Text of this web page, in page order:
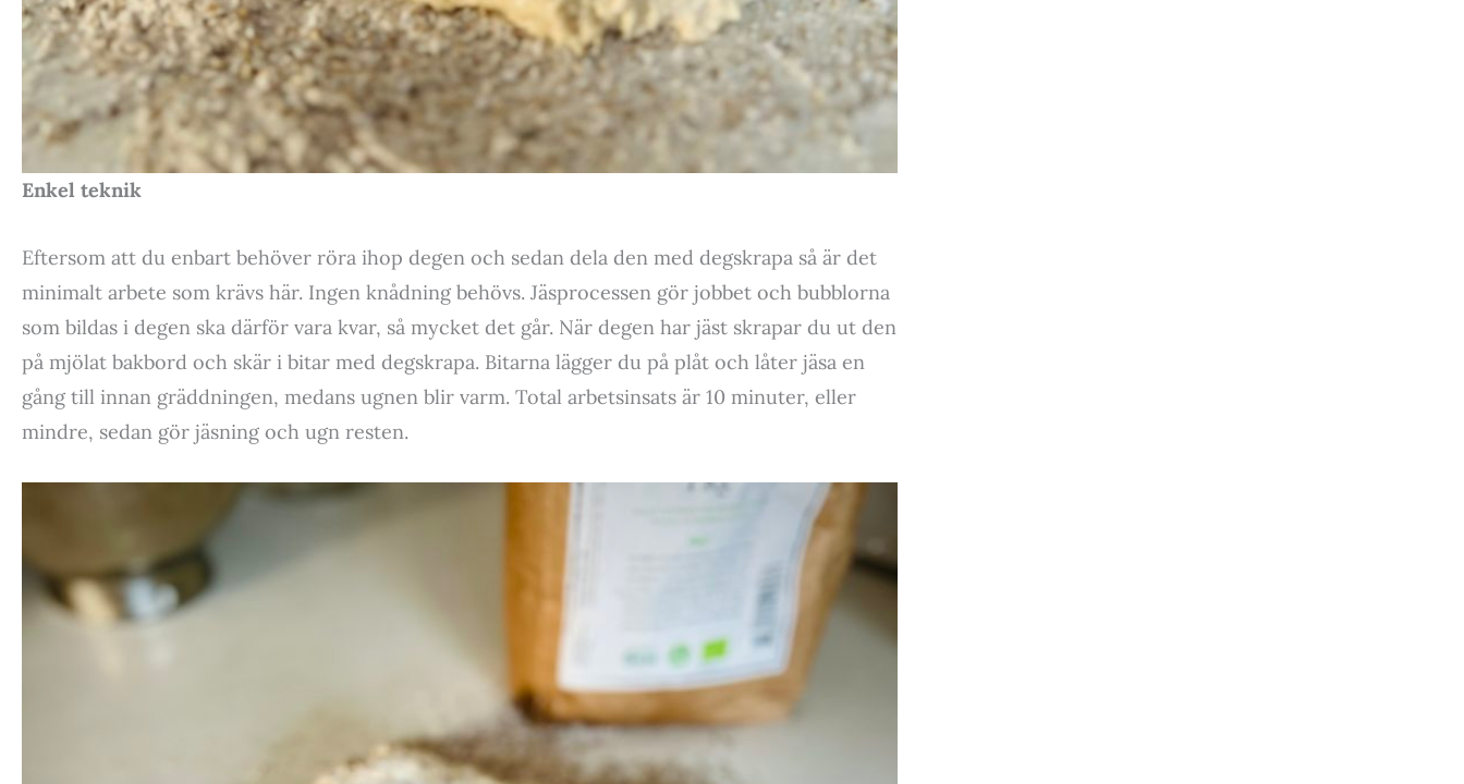
Enkel teknik
Eftersom att du enbart behöver röra ihop degen och sedan dela den med degskrapa så är det
minimalt arbete som krävs här. Ingen knådning behövs. Jäsprocessen gör jobbet och bubblorna
som bildas i degen ska därför vara kvar, så mycket det går. När degen har jäst skrapar du ut den
på mjölat bakbord och skär i bitar med degskrapa. Bitarna lägger du på plåt och låter jäsa en
gång till innan gräddningen, medans ugnen blir varm. Total arbetsinsats är 10 minuter, eller
mindre, sedan gör jäsning och ugn resten.